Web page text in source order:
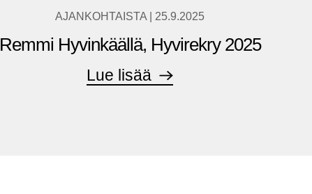
AJANKOHTAISTA 25.9.2025
Remmi Hyvinkäällä, Hyvirekry 2025
Lue lisää